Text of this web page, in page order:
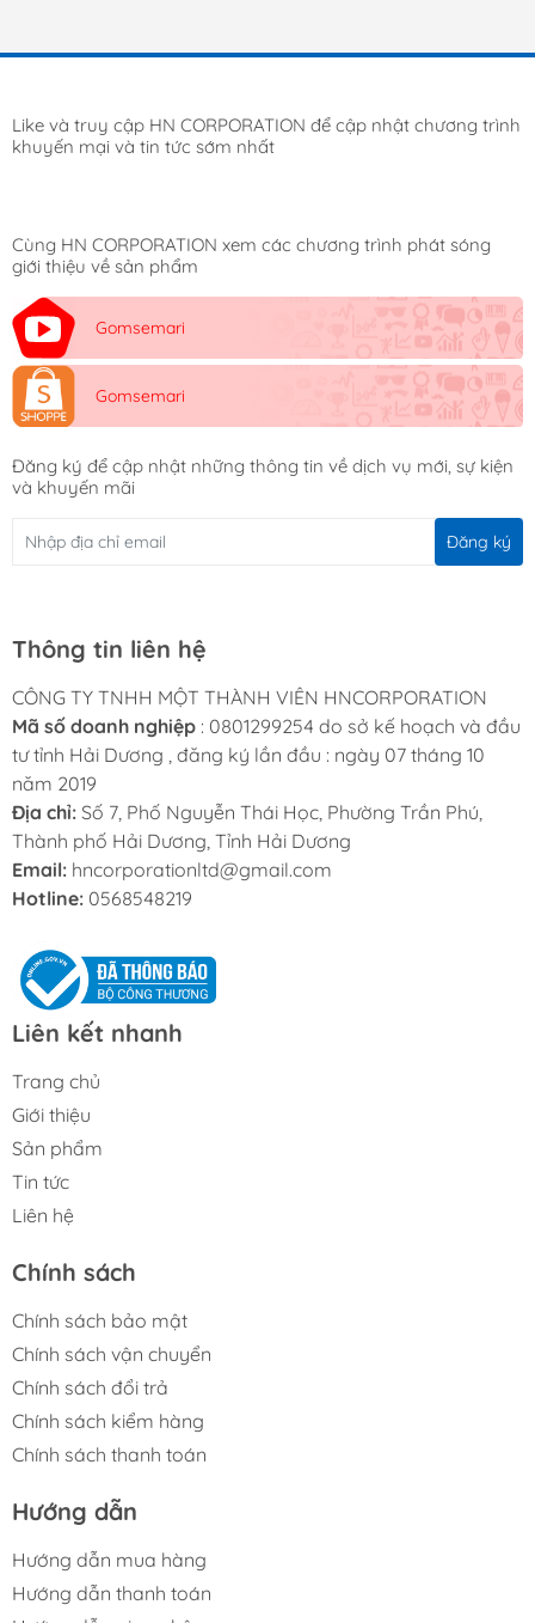
Like và truy cập HN CORPORATION để cập nhật chương trình
khuyến mại và tin tức sớm nhất
Cùng HN CORPORATION xem các chương trình phát sóng
giới thiệu về sản phẩm
Gomsemari
Gomsemari
Đăng ký để cập nhật những thông tin về dịch vụ mới, sự kiện
và khuyến mãi
Đăng ký
Thông tin liên hệ
CÔNG TY TNHH MỘT THÀNH VIÊN HNCORPORATION
Mã số doanh nghiệp : 0801299254 do sở kế hoạch và đầu
tư tỉnh Hải Dương , đăng ký lần đầu : ngày 07 tháng 10
năm 2019
Địa chỉ: Số 7, Phố Nguyễn Thái Học, Phường Trần Phú,
Thành phố Hải Dương, Tỉnh Hải Dương
Email: hncorporationltd@gmail.com
Hotline: 0568548219
Liên kết nhanh
Trang chủ
Giới thiệu
Sản phẩm
Tin tức
Liên hệ
Chính sách
Chính sách bảo mật
Chính sách vận chuyển
Chính sách đổi trả
Chính sách kiểm hàng
Chính sách thanh toán
Hướng dẫn
Hướng dẫn mua hàng
Hướng dẫn thanh toán